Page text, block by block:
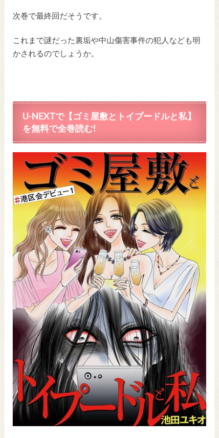
次巻で最終回だそうです。
これまで謎だった裏垢や中山傷害事件の犯人なども明
かされるのでしょうか。
U-NEXTで【ゴミ屋敷とトイプードルと私】
を無料で全巻読む!